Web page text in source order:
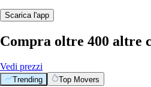
Scarica l'app
Compra oltre 400 altre
Vedi prezzi
Trending Top Movers